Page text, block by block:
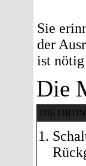
Sie
der
ist
Die
DIE